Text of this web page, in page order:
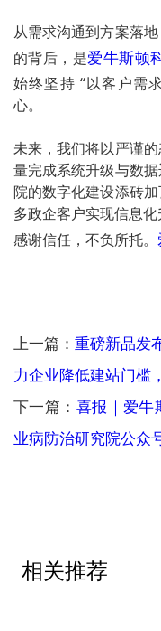
从需求沟通到方案落
的背后，是爱牛斯顿
始终坚持 “以客户需
心。
未来，我们将以严谨
量完成系统升级与数
院的数字化建设添砖
多政企客户实现信息化
感谢信任，不负所托。
上一篇： 重磅新品发
力企业降低建站门槛
下一篇： 喜报｜爱牛
业病防治研究院公众
相关推荐